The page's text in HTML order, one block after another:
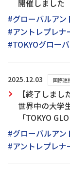
開催しました
#グローバルア
#アントレプレナ
#TOKYOグロー
2025.12.03 国際連
【終了しま
世界中の大学
「TOKYO
#グローバルア
#アントレプレナ